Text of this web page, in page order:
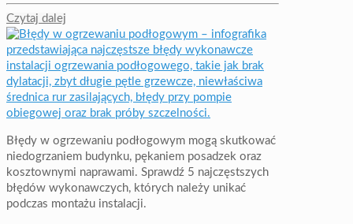
Czytaj dalej
Błędy w ogrzewaniu podłogowym mogą skutkować
niedogrzaniem budynku, pękaniem posadzek oraz
kosztownymi naprawami. Sprawdź 5 najczęstszych
błędów wykonawczych, których należy unikać
podczas montażu instalacji.